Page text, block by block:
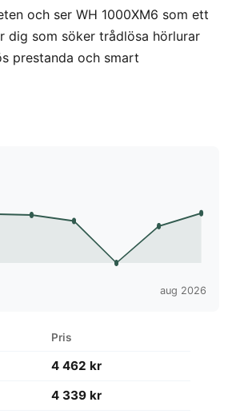
och ser WH 1000XM6 som ett
dig som söker trådlösa hörlurar
prestanda och smart
aug 2026
Pris
4 462 kr
4 339 kr